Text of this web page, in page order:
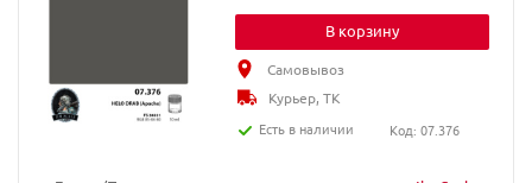
В корзину
Самовывоз
Курьер, ТК
Есть в наличии
Код: 07.376